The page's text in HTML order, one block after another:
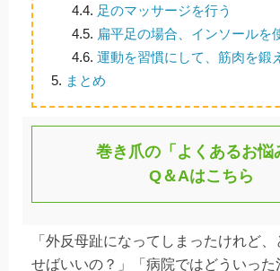
4.4. 足のマッサージを行う
4.5. 扁平足の場合、インソールを
4.6. 運動を習慣にして、筋肉を鍛
5. まとめ
巻き爪の「よくあるお悩
Q＆Aはこちら
「外反母趾になってしまったけれど
せばいいの？」「病院ではどういった